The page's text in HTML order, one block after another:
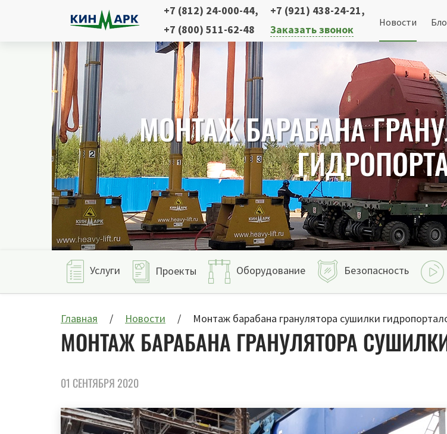
+7 (812) 24-000-44, +7 (921) 438-24-21,
+7 (800) 511-62-48
Заказать звонок
Новости
МОНТАЖ БАРАБАНА
Услуги Проекты Оборудование Безопасность
Главная Новости Монтаж барабана гранулятора сушилки
МОНТАЖ БАРАБАНА ГРАНУЛЯТОРА
01 СЕНТЯБРЯ 2020